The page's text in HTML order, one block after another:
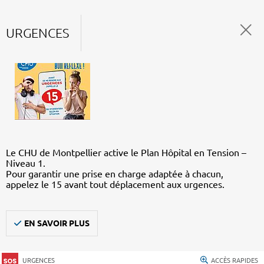
URGENCES
Le CHU de Montpellier active le Plan Hôpital en Tension –
Niveau 1.
Pour garantir une prise en charge adaptée à chacun,
appelez le 15 avant tout déplacement aux urgences.
EN SAVOIR PLUS
URGENCES ACCÈS RAPIDES